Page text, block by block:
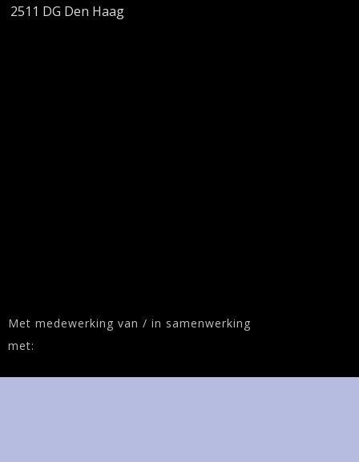
2511 DG Den Haag
Met medewerking van / in samenwerking
met: